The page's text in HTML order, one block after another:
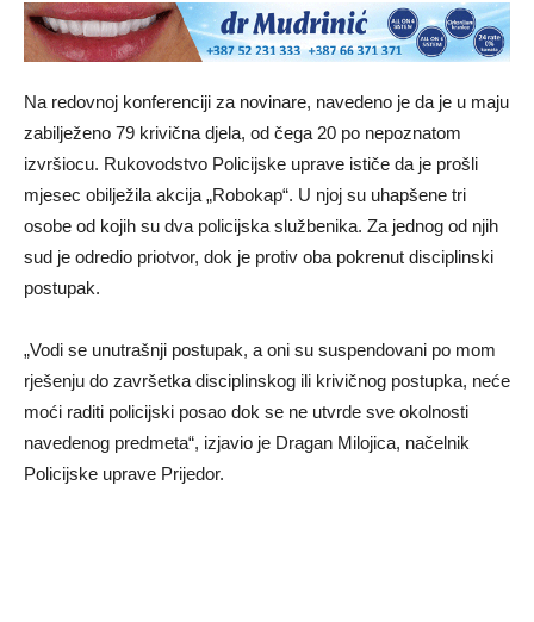
Na redovnoj konferenciji za novinare, navedeno je da je u maju
zabilježeno 79 krivična djela, od čega 20 po nepoznatom
izvršiocu. Rukovodstvo Policijske uprave ističe da je prošli
mjesec obilježila akcija „Robokap“. U njoj su uhapšene tri
osobe od kojih su dva policijska službenika. Za jednog od njih
sud je odredio priotvor, dok je protiv oba pokrenut disciplinski
postupak.
„Vodi se unutrašnji postupak, a oni su suspendovani po mom
rješenju do završetka disciplinskog ili krivičnog postupka, neće
moći raditi policijski posao dok se ne utvrde sve okolnosti
navedenog predmeta“, izjavio je Dragan Milojica, načelnik
Policijske uprave Prijedor.